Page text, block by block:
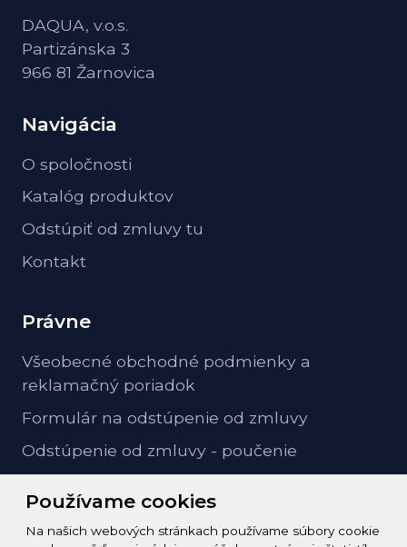
Používame cookies
Na našich webových stránkach používame súbory cookie
DAQUA, v.o.s.
Partizánska 3
966 81 Žarnovica
Navigácia
O spoločnosti
Katalóg produktov
Odstúpiť od zmluvy tu
Kontakt
Právne
Všeobecné obchodné podmienky a
reklamačný poriadok
Formulár na odstúpenie od zmluvy
Odstúpenie od zmluvy - poučenie